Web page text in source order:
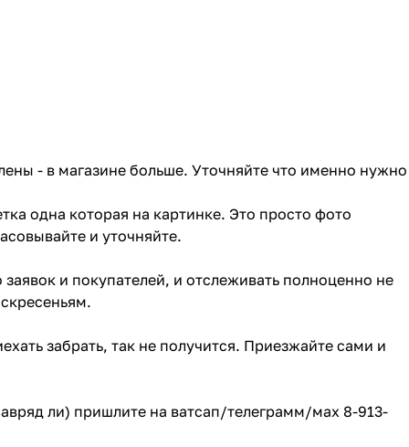
- в магазине больше. Уточняйте что именно нужно
одна которая на картинке. Это просто фото
и уточняйте.
и покупателей, и отслеживать полноценно не
забрать, так не получится. Приезжайте сами и
ли) пришлите на ватсап/телеграмм/мах 8-913-